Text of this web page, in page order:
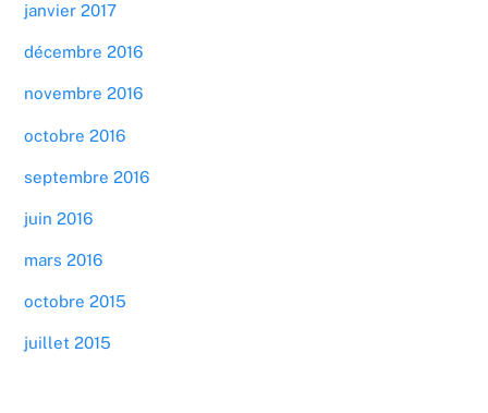
janvier 2017
décembre 2016
novembre 2016
octobre 2016
septembre 2016
juin 2016
mars 2016
octobre 2015
juillet 2015